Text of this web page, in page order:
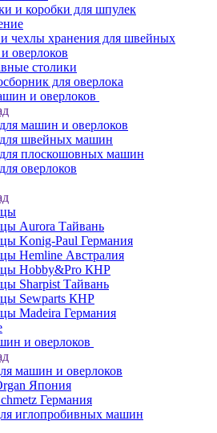
и коробки для шпулек
чехлы хранения для швейных
оверлоков
столики
для оверлока
и оверлоков
машин и оверлоков
швейных машин
плоскошовных машин
оверлоков
Aurora Тайвань
Konig-Paul Германия
Hemline Австралия
Hobby&Pro КНР
Sharpist Тайвань
Sewparts КНР
Madeira Германия
и оверлоков
машин и оверлоков
Япония
Германия
иглопробивных машин